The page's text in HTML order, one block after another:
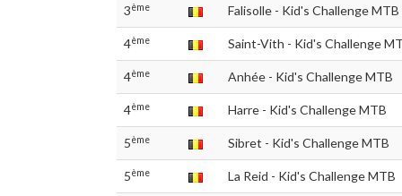
3ème Falisolle - Kid's Challenge MTB
4ème Saint-Vith - Kid's Challenge
4ème Anhée - Kid's Challenge MTB
4ème Harre - Kid's Challenge MTB
5ème Sibret - Kid's Challenge MTB
5ème La Reid - Kid's Challenge MTB